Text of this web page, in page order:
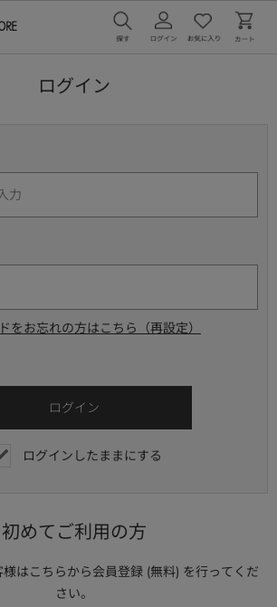
ログイン
をお忘れの方はこちら（再設定）
ログインしたままにする
初めてご利用の方
はこちらから会員登録 (無料) を行ってくだ
さい。